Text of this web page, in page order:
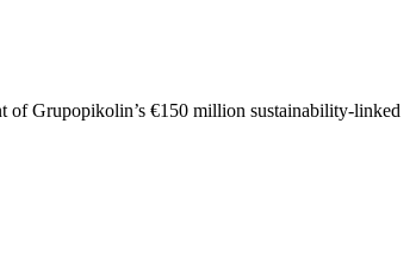
of Grupopikolin’s €150 million sustainability-linked